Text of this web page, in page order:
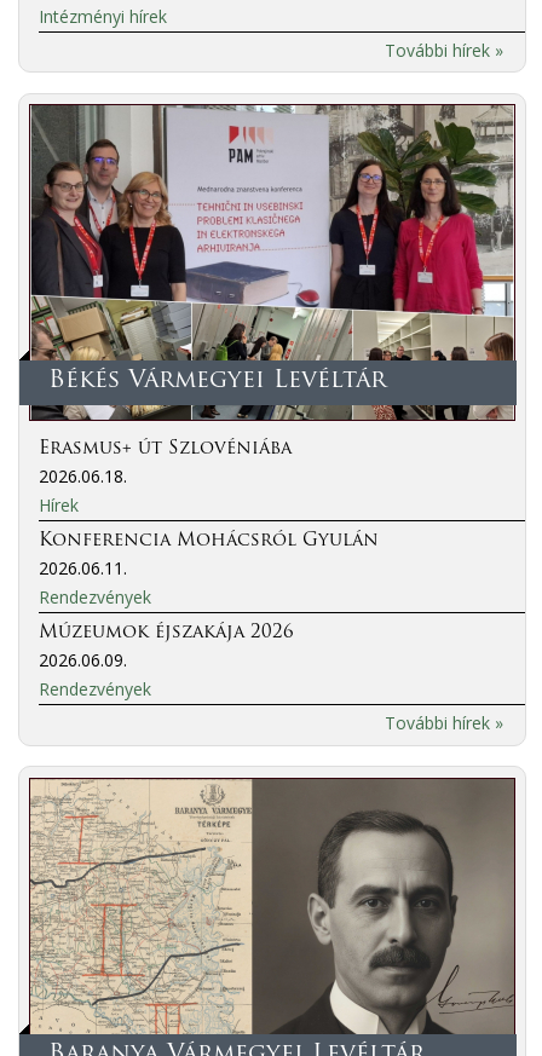
Intézményi hírek
További hírek »
Békés Vármegyei Levéltár
Erasmus+ út Szlovéniába
2026.06.18.
Hírek
Konferencia Mohácsról Gyulán
2026.06.11.
Rendezvények
Múzeumok éjszakája 2026
2026.06.09.
Rendezvények
További hírek »